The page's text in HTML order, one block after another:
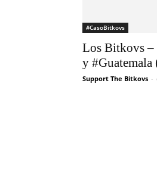
#CasoBitkovs
Los Bitkovs –
y #Guatemala
Support The Bitkovs -